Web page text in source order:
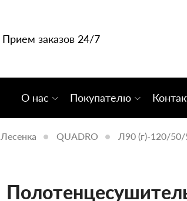
Прием заказов 24/7
О нас Покупателю
Лесенка QUADRO Л90 (г)-120/50/